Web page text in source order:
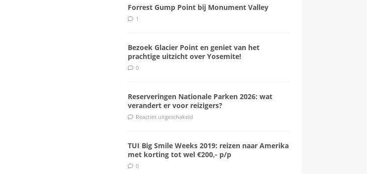
Forrest Gump Point bij Monument Valley
1
Bezoek Glacier Point en geniet van het
prachtige uitzicht over Yosemite!
0
Reserveringen Nationale Parken 2026: wat
verandert er voor reizigers?
Reacties uitgeschakeld
TUI Big Smile Weeks 2019: reizen naar Amerika
met korting tot wel €200,- p/p
0